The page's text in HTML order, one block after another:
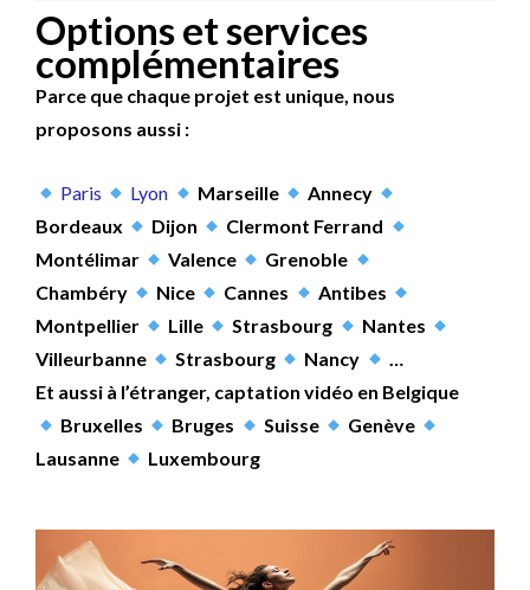
Options et services
complémentaires
Parce que chaque projet est unique, nous
proposons aussi :
Paris Lyon Marseille
Annecy
Bordeaux
Dijon
Clermont Ferrand
Montélimar
Valence
Grenoble
Chambéry
Nice Cannes
Antibes
Montpellier
Lille Strasbourg
Nantes
Villeurbanne
Strasbourg Nancy
…
Et aussi à l’étranger, captation vidéo en Belgique
Bruxelles
Bruges Suisse
Genève
Lausanne
Luxembourg